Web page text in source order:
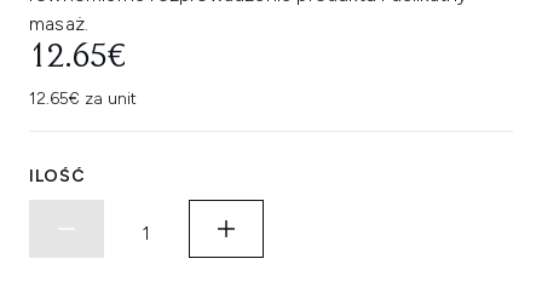
masaż.
12.65€
12.65€ za unit
ILOŚĆ